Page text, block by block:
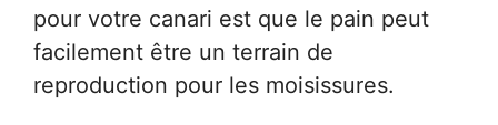
pour votre canari est que le pain peut
facilement être un terrain de
reproduction pour les moisissures.